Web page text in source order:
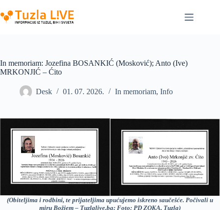
to
content
In memoriam: Jozefina BOSANKIĆ (Mosković); Anto (Ive)
MRKONJIĆ – Ćito
Desk 01. 07. 2026. In memoriam, Info
(Obiteljima i rodbini, te prijateljima upućujemo iskreno saučešće. Počivali u
miru Božjem – Tuzlalive.ba; Foto: PD ZOKA, Tuzla)